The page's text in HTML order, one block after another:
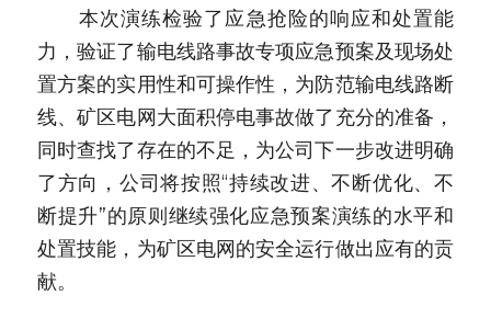
本次演练检验了应急抢险的响应和处置能
力，验证了输电线路事故专项应急预案及现场处
置方案的实用性和可操作性，为防范输电线路断
线、矿区电网大面积停电事故做了充分的准备，
同时查找了存在的不足，为公司下一步改进明确
了方向，公司将按照“持续改进、不断优化、不
断提升”的原则继续强化应急预案演练的水平和
处置技能，为矿区电网的安全运行做出应有的贡
献。